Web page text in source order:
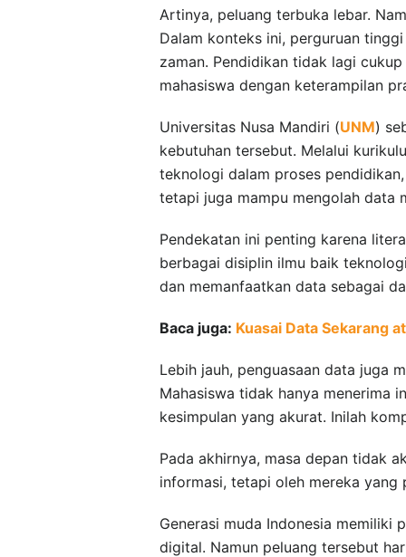
Artinya, peluang terbuka lebar.
Dalam konteks ini, perguruan
zaman. Pendidikan tidak lagi
mahasiswa dengan keterampilan
Universitas Nusa Mandiri (UNM)
kebutuhan tersebut. Melalui
teknologi dalam proses
tetapi juga mampu mengolah data
Pendekatan ini penting karena
berbagai disiplin ilmu baik
dan memanfaatkan data sebagai
Baca juga: Kuasai Data Sekarang
Lebih jauh, penguasaan data juga
Mahasiswa tidak hanya menerima
kesimpulan yang akurat. Inilah
Pada akhirnya, masa depan tidak
informasi, tetapi oleh mereka yang
Generasi muda Indonesia memiliki
digital. Namun peluang tersebut